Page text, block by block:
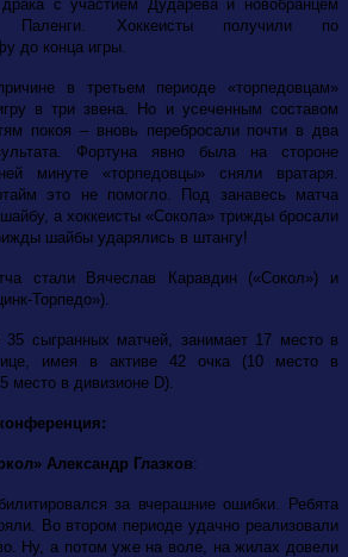
с участием Дударева и новобранцем
Паленги. Хоккеисты получили по
до конца игры.
в третьем периоде «торпедовцам»
в три звена. Но и усеченным составом
покоя – вновь перебросали почти в два
Фортуна явно была на стороне
минуте «торпедовцы» сняли вратаря.
это не помогло. Под занавесь матча
а хоккеисты «Сокола» трижды бросали
шайбы ударялись в штангу!
стали Вячеслав Каравдин («Сокол») и
Торпедо»).
сыгранных матчей, занимает 17 место в
имея в активе 42 очка (10 место в
место в дивизионе D).
Александр Глазков:
за вчерашние ошибки. Ребята
Во втором периоде удачно реализовали
Ну, а потом уже на воле, на жилах довели